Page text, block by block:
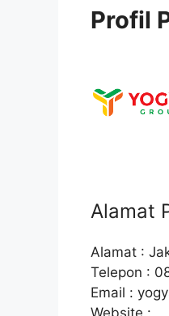
Profil
Alamat
Alamat :
Telepon :
Email :